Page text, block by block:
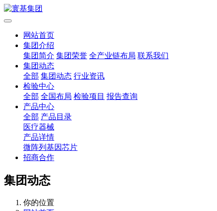
网站首页
集团介绍
集团简介 集团荣誉 全产业链布局 联系我们
集团动态
全部 集团动态 行业资讯
检验中心
全部 全国布局 检验项目 报告查询
产品中心
全部 产品目录
医疗器械
产品详情
微阵列基因芯片
招商合作
集团动态
你的位置